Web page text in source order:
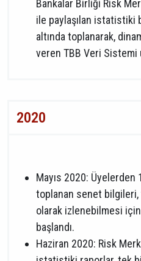
Bankalar Birliği Risk
ile paylaşılan istatistiki
altında toplanarak,
veren TBB Veri Sistemi
2020
Mayıs 2020:
toplanan senet bilgileri,
olarak izlenebilmesi
başlandı.
Haziran 2020: Risk